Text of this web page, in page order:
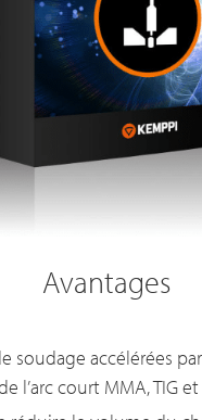
Avantages
soudage accélérées
l’arc court MMA, TIG